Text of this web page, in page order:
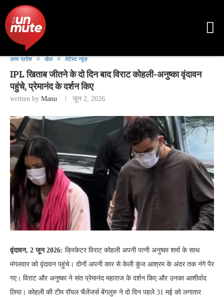
उत्तर प्रदेश खेल लेटेस्ट न्यूज़
IPL खिताब जीतने के दो दिन बाद विराट कोहली-अनुष्का वृंदावन
पहुंचे, प्रेमानंद के दर्शन किए
written by Manu जून 2, 2026
वृंदावन, 2 जून 2026: क्रिकेटर विराट कोहली अपनी पत्नी अनुष्का शर्मा के साथ
मंगलवार को वृंदावन पहुंचे। दोनों अपनी कार से केली कुंज आश्रम के अंदर तक नंगे पैर
गए। विराट और अनुष्का ने संत प्रेमानंद महाराज के दर्शन किए और उनका आशीर्वाद
लिया। कोहली की टीम रॉयल चैलेंजर्स बेंगलुरु ने दो दिन पहले 31 मई को लगातार